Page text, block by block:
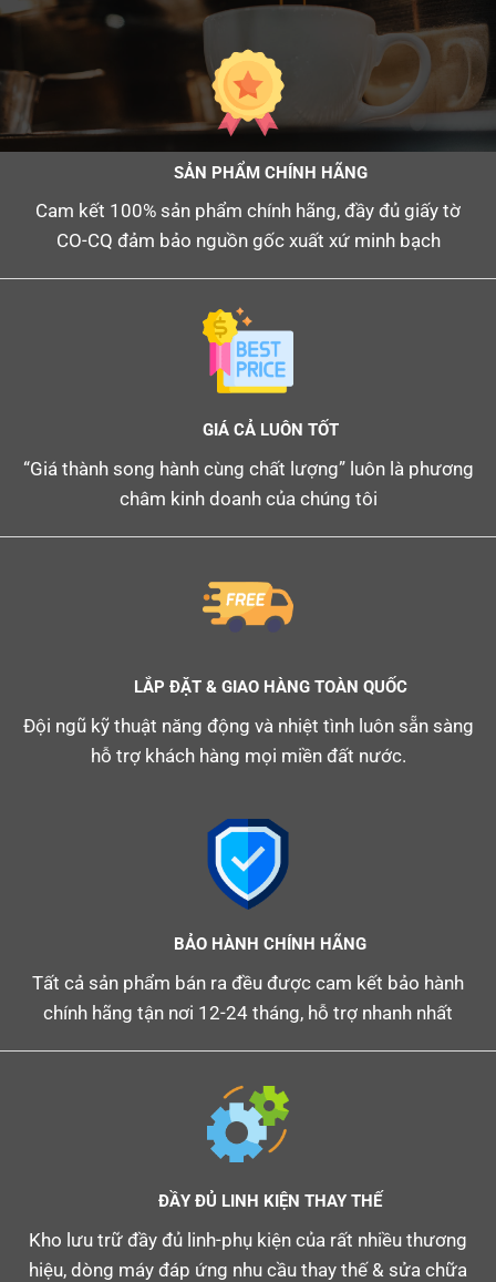
SẢN PHẨM CHÍNH HÃNG
Cam kết 100% sản phẩm chính hãng, đầy đủ giấy tờ
CO-CQ đảm bảo nguồn gốc xuất xứ minh bạch
GIÁ CẢ LUÔN TỐT
“Giá thành song hành cùng chất lượng” luôn là phương
châm kinh doanh của chúng tôi
LẮP ĐẶT & GIAO HÀNG TOÀN QUỐC
Đội ngũ kỹ thuật năng động và nhiệt tình luôn sẵn sàng
hỗ trợ khách hàng mọi miền đất nước.
BẢO HÀNH CHÍNH HÃNG
Tất cả sản phẩm bán ra đều được cam kết bảo hành
chính hãng tận nơi 12-24 tháng, hỗ trợ nhanh nhất
ĐẦY ĐỦ LINH KIỆN THAY THẾ
Kho lưu trữ đầy đủ linh-phụ kiện của rất nhiều thương
hiệu, dòng máy đáp ứng nhu cầu thay thế & sửa chữa